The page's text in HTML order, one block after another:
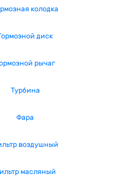
колодка
диск
рычаг
Турбина
Фара
воздушный
масляный